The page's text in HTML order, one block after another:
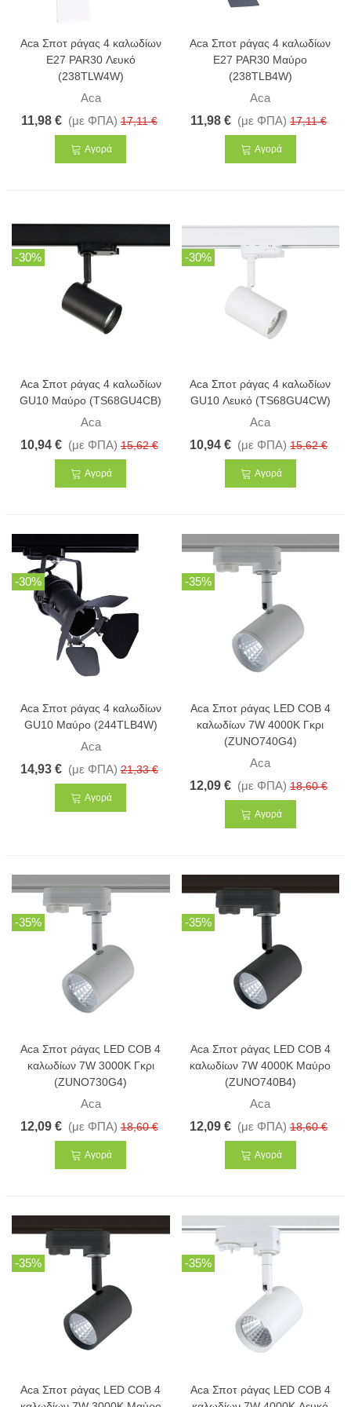
Aca Σποτ ράγας 4 καλωδίων
E27 PAR30 Λευκό
(238TLW4W)
Aca
11,98 € (με ΦΠΑ) 17,11 €
Αγορά
Aca Σποτ ράγας 4 καλωδίων
E27 PAR30 Μαύρο
(238TLB4W)
Aca
11,98 € (με ΦΠΑ) 17,11 €
Αγορά
-30%
Aca Σποτ ράγας 4 καλωδίων
GU10 Μαύρο (TS68GU4CB)
Aca
10,94 € (με ΦΠΑ) 15,62 €
Αγορά
-30%
Aca Σποτ ράγας 4 καλωδίων
GU10 Λευκό (TS68GU4CW)
Aca
10,94 € (με ΦΠΑ) 15,62 €
Αγορά
-30%
Aca Σποτ ράγας 4 καλωδίων
GU10 Μαύρο (244TLB4W)
Aca
14,93 € (με ΦΠΑ) 21,33 €
Αγορά
-35%
Aca Σποτ ράγας LED COB 4
καλωδίων 7W 4000K Γκρι
(ZUNO740G4)
Aca
12,09 € (με ΦΠΑ) 18,60 €
Αγορά
-35%
Aca Σποτ ράγας LED COB 4
καλωδίων 7W 3000K Γκρι
(ZUNO730G4)
Aca
12,09 € (με ΦΠΑ) 18,60 €
Αγορά
-35%
Aca Σποτ ράγας LED COB 4
καλωδίων 7W 4000K Μαύρο
(ZUNO740B4)
Aca
12,09 € (με ΦΠΑ) 18,60 €
Αγορά
-35%
Aca Σποτ ράγας LED COB 4
-35%
Aca Σποτ ράγας LED COB 4